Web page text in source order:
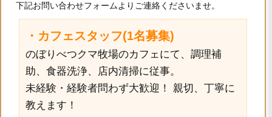
下記お問い合わせフォームよりご連絡くださいませ。
・カフェスタッフ(1名募集)
のぼりべつクマ牧場のカフェにて、調理補
助、食器洗浄、店内清掃に従事。
未経験・経験者問わず大歓迎！ 親切、丁寧に
教えます！